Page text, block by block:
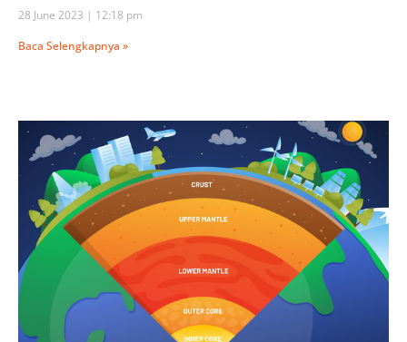
28 June 2023
12:18 pm
Baca Selengkapnya »